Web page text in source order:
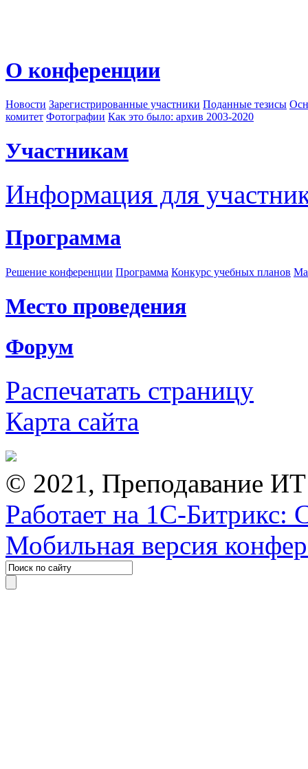
О конференции
Новости Зарегистрированные участники Поданные тезисы
комитет Фотографии Как это было: архив 2003-2020
Участникам
Информация для
Программа
Решение конференции Программа Конкурс учебных планов
Место проведения
Форум
Распечатать страницу
Карта сайта
© 2021, Преподавание
Работает на 1С-Битрикс:
Мобильная версия